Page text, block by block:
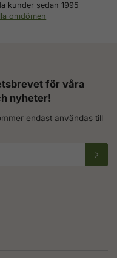
kunder sedan 1995
omdömen
för våra
nyheter!
endast användas till